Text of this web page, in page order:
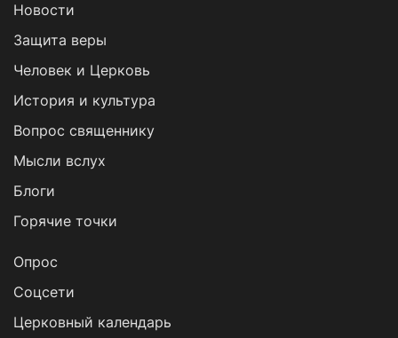
Новости
Защита веры
Человек и Церковь
История и культура
Вопрос священнику
Мысли вслух
Блоги
Горячие точки
Опрос
Cоцсети
Церковный календарь